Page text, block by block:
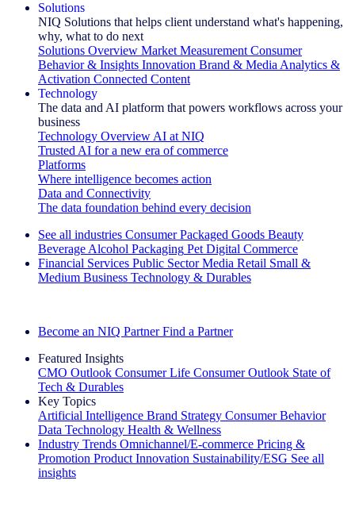
Solutions
NIQ Solutions that helps client understand what's happening,
why, what to do next
Solutions Overview Market Measurement Consumer
Behavior & Insights Innovation Brand & Media Analytics &
Activation Connected Content
Technology
The data and AI platform that powers workflows across your
business
Technology Overview AI at NIQ
Trusted AI for a new era of commerce
Platforms
Where intelligence becomes action
Data and Connectivity
The data foundation behind every decision
See all industries Consumer Packaged Goods Beauty
Beverage Alcohol Packaging Pet Digital Commerce
Financial Services Public Sector Media Retail Small &
Medium Business Technology & Durables
Become an NIQ Partner Find a Partner
Featured Insights
CMO Outlook Consumer Life Consumer Outlook State of
Tech & Durables
Key Topics
Artificial Intelligence Brand Strategy Consumer Behavior
Data Technology Health & Wellness
Industry Trends Omnichannel/E-commerce Pricing &
Promotion Product Innovation Sustainability/ESG See all
insights